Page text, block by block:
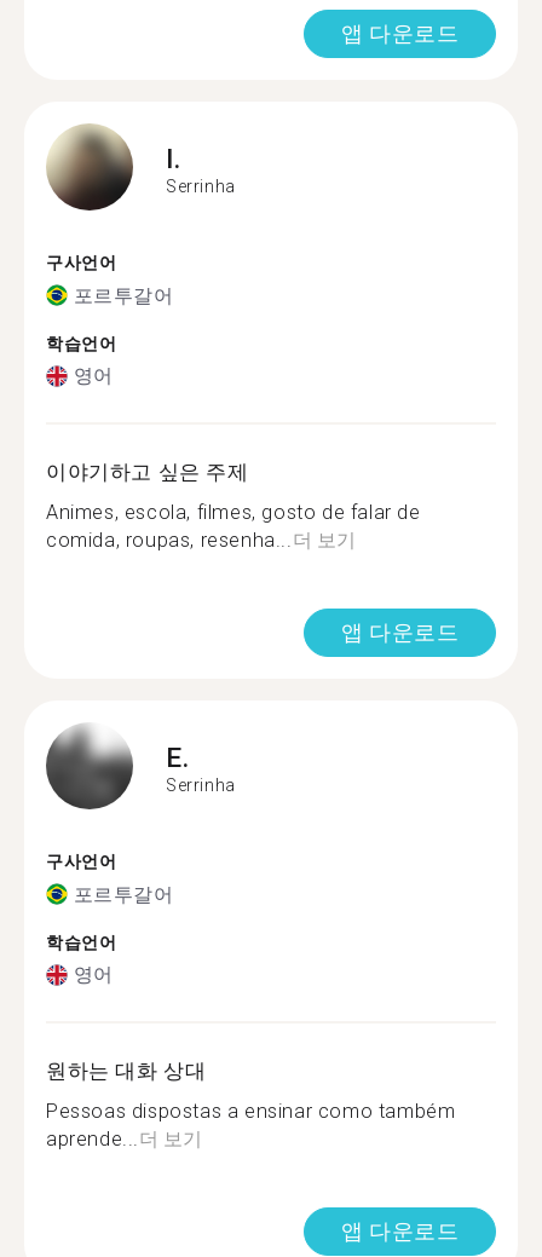
앱 다운로드
I.
Serrinha
구사언어
포르투갈어
학습언어
영어
이야기하고 싶은 주제
Animes, escola, filmes, gosto de falar de
comida, roupas, resenha...더 보기
앱 다운로드
E.
Serrinha
구사언어
포르투갈어
학습언어
영어
원하는 대화 상대
Pessoas dispostas a ensinar como também
aprende...더 보기
앱 다운로드